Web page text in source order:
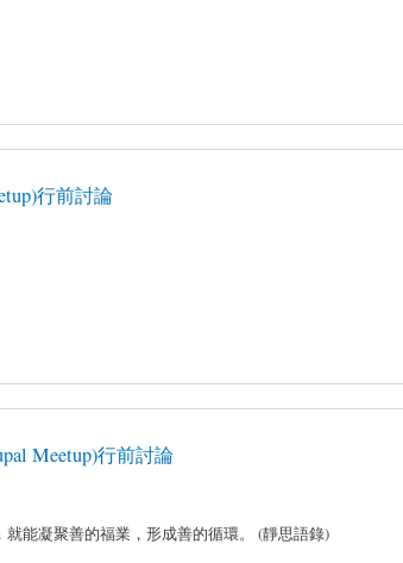
行前討論
Meetup)行前討論
就能凝聚善的福業，形成善的循環。 (靜思語錄)